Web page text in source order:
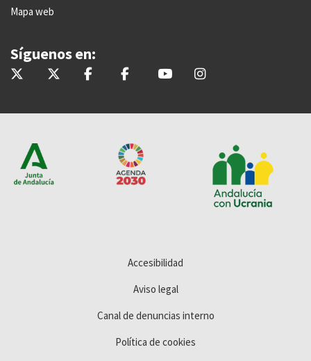
Mapa web
Síguenos en:
@InteriorJunta
@saludand@InteriorJunta@Saludandalucia
@Saludand@saludand
Accesibilidad
Aviso legal
Canal de denuncias interno
Política de cookies